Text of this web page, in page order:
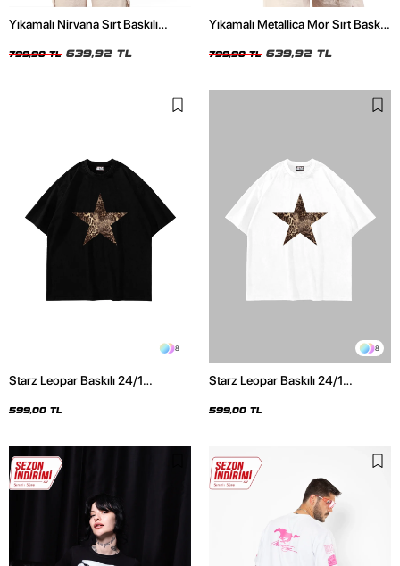
Yıkamalı Nirvana Sırt Baskılı
799,90 TL 639,92 TL
Yıkamalı Metallica Mor Sırt Baskılı
799,90 TL 639,92 TL
8
Starz Leopar Baskılı 24/1
599,00 TL
8
Starz Leopar Baskılı 24/1
599,00 TL